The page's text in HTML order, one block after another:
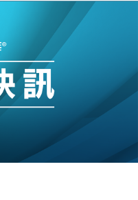
預測至4.5% 看好貿易
求交「保證金」 43歲女子
回穩 全周仍升近2%
「反」斗城亞洲CEO蔡德
挫7周創逾3年最長跌勢